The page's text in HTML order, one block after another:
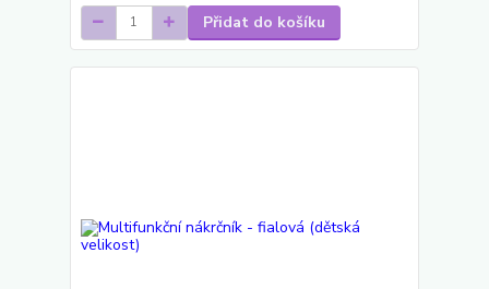
Přidat do košíku